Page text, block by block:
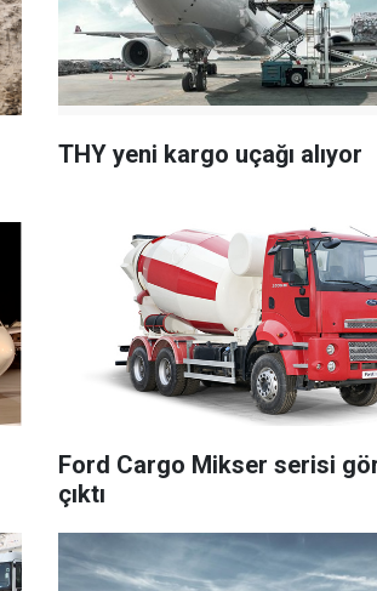
THY yeni kargo uçağı alıyor
Ford Cargo Mikser serisi
çıktı